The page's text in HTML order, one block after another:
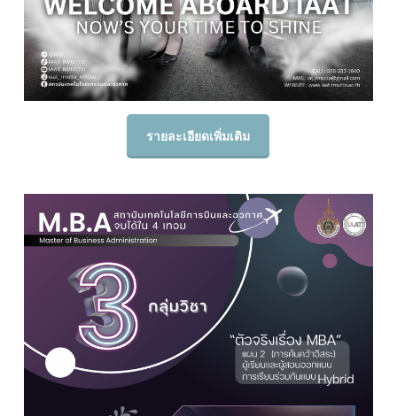
รายละเอียดเพิ่มเติม